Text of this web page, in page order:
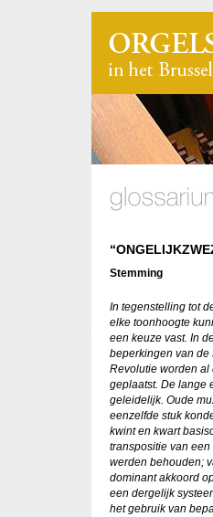
Stemming
In tegenstelling tot
elke toonhoogte
een keuze vast. In
beperkingen van de
Revolutie worden al
geplaatst. De lange
geleidelijk. Oude
eenzelfde stuk
kwint en kwart
transpositie van
werden behouden;
dominant akkoord
een dergelijk
het gebruik van